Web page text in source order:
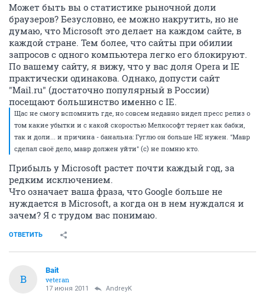
Может быть вы о статистике рыночной доли
браузеров? Безусловно, ее можно накрутить, но не
думаю, что Microsoft это делает на каждом сайте, в
каждой стране. Тем более, что сайты при обилии
запросов с одного компьютера легко его блокируют.
По вашему сайту, я вижу, что у вас доля Opera и IE
практически одинакова. Однако, допусти сайт
"Mail.ru" (достаточно популярный в России)
посещают большинство именно с IE.
Щас не смогу вспомнить где, но совсем недавно видел пресс релиз о
том какие убытки и с какой скоростью Мелкософт теряет как бабки,
так и доли... и причина - банальна: Гуглю он больше НЕ нужен. "Мавр
сделал своё дело, мавр должен уйти" (с) не помню кто.
Прибыль у Microsoft растет почти каждый год, за
редким исключением.
Что означает ваша фраза, что Google больше не
нуждается в Microsoft, а когда он в нем нуждался и
зачем? Я с трудом вас понимаю.
ОТВЕТИТЬ
B
Bait
veteran
17 июня 2011 AndreyK